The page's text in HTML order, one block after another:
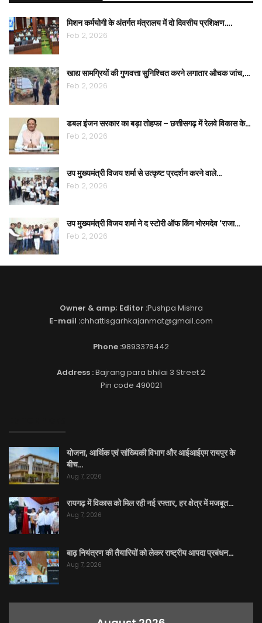
मिशन कर्मयोगी के अंतर्गत मंत्रालय में दो दिवसीय प्रशिक्षण….
Feb 2, 2026
खाद्य सामग्रियों की गुणवत्ता सुनिश्चित करने लगातार औचक जांच,…
Feb 2, 2026
डबल इंजन सरकार का बड़ा तोहफा – छत्तीसगढ़ में रेलवे विकास के…
Feb 2, 2026
उप मुख्यमंत्री विजय शर्मा से उत्कृष्ट प्रदर्शन करने वाले…
Feb 2, 2026
उप मुख्यमंत्री विजय शर्मा ने द स्टोरी ऑफ किंग भोरमदेव ‘राजा…
Feb 2, 2026
Owner & amp; Editor :Pushpa Mishra
E-mail :chhattisgarhkajanmat@gmail.com
Phone :9893378442
Address :Bajrang para bhilai 3 Street 2
Pin code 490021
योजना, आर्थिक एवं सांख्यिकी विभाग और आईआईएम रायपुर के
बीच…
Aug 7, 2026
रायगढ़ में विकास को मिल रही नई रफ्तार, हर क्षेत्र में मजबूत…
Aug 7, 2026
बाढ़ नियंत्रण की तैयारियों को लेकर राष्ट्रीय आपदा प्रबंधन…
Aug 7, 2026